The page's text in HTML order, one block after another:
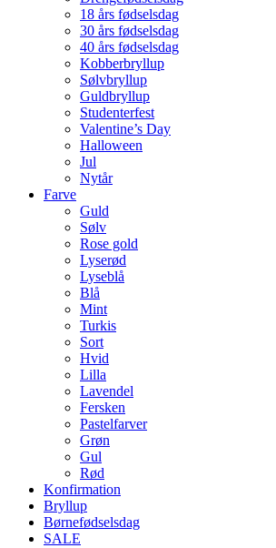
18 års fødselsdag
30 års fødselsdag
40 års fødselsdag
Kobberbryllup
Sølvbryllup
Guldbryllup
Studenterfest
Valentine’s Day
Halloween
Jul
Nytår
Farve
Guld
Sølv
Rose gold
Lyserød
Lyseblå
Blå
Mint
Turkis
Sort
Hvid
Lilla
Lavendel
Fersken
Pastelfarver
Grøn
Gul
Rød
Konfirmation
Bryllup
Børnefødselsdag
SALE